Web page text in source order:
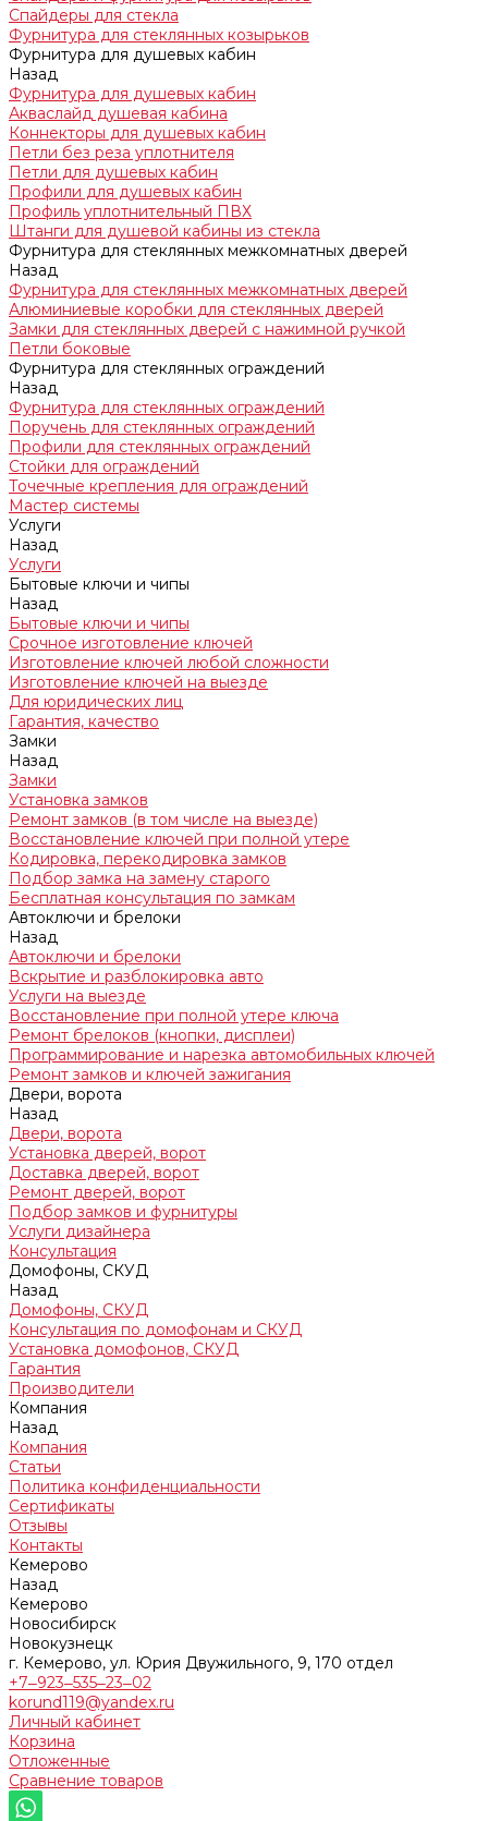
Спайдеры для стекла
Фурнитура для стеклянных козырьков
Фурнитура для душевых кабин
Назад
Фурнитура для душевых кабин
Акваслайд душевая кабина
Коннекторы для душевых кабин
Петли без реза уплотнителя
Петли для душевых кабин
Профили для душевых кабин
Профиль уплотнительный ПВХ
Штанги для душевой кабины из стекла
Фурнитура для стеклянных межкомнатных дверей
Назад
Фурнитура для стеклянных межкомнатных дверей
Алюминиевые коробки для стеклянных дверей
Замки для стеклянных дверей с нажимной ручкой
Петли боковые
Фурнитура для стеклянных ограждений
Назад
Фурнитура для стеклянных ограждений
Поручень для стеклянных ограждений
Профили для стеклянных ограждений
Стойки для ограждений
Точечные крепления для ограждений
Мастер системы
Услуги
Назад
Услуги
Бытовые ключи и чипы
Назад
Бытовые ключи и чипы
Срочное изготовление ключей
Изготовление ключей любой сложности
Изготовление ключей на выезде
Для юридических лиц
Гарантия, качество
Замки
Назад
Замки
Установка замков
Ремонт замков (в том числе на выезде)
Восстановление ключей при полной утере
Кодировка, перекодировка замков
Подбор замка на замену старого
Бесплатная консультация по замкам
Автоключи и брелоки
Назад
Автоключи и брелоки
Вскрытие и разблокировка авто
Услуги на выезде
Восстановление при полной утере ключа
Ремонт брелоков (кнопки, дисплеи)
Программирование и нарезка автомобильных ключей
Ремонт замков и ключей зажигания
Двери, ворота
Назад
Двери, ворота
Установка дверей, ворот
Доставка дверей, ворот
Ремонт дверей, ворот
Подбор замков и фурнитуры
Услуги дизайнера
Консультация
Домофоны, СКУД
Назад
Домофоны, СКУД
Консультация по домофонам и СКУД
Установка домофонов, СКУД
Гарантия
Производители
Компания
Назад
Компания
Статьи
Политика конфиденциальности
Сертификаты
Отзывы
Контакты
Кемерово
Назад
Кемерово
Новосибирск
Новокузнецк
г. Кемерово, ул. Юрия Двужильного, 9, 170 отдел
+7‒923‒535‒23‒02
korund119@yandex.ru
Личный кабинет
Корзина
Отложенные
Сравнение товаров